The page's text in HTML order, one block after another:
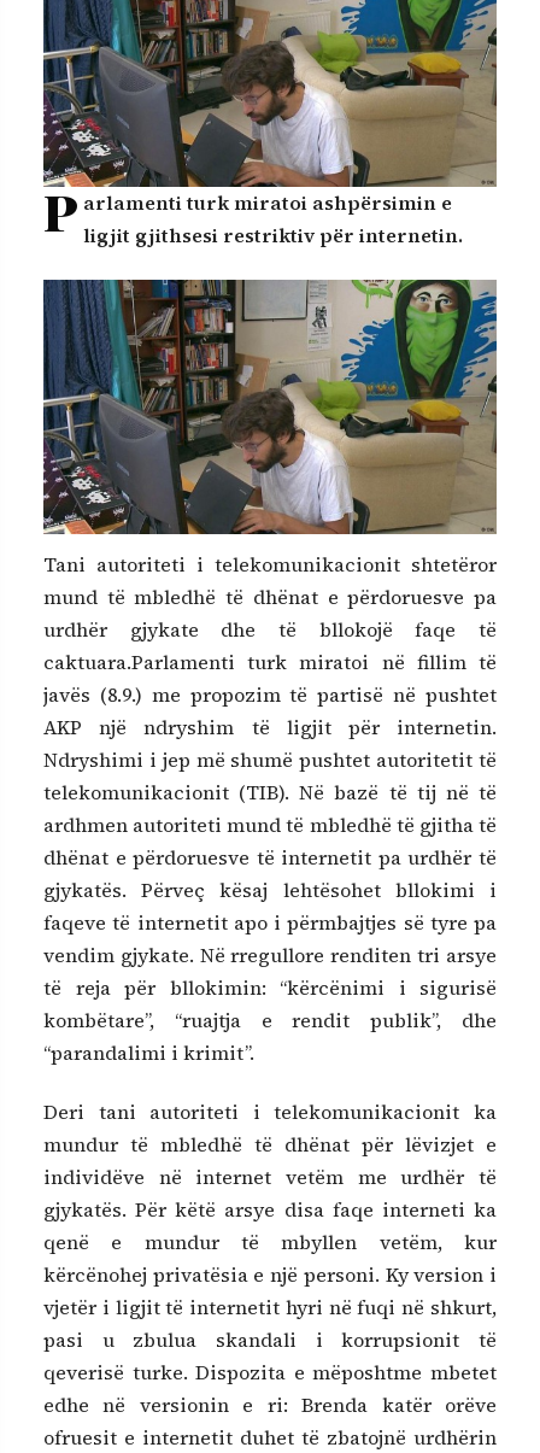
P arlamenti turk miratoi ashpërsimin e
ligjit gjithsesi restriktiv për internetin.
Tani autoriteti i telekomunikacionit shtetëror
mund të mbledhë të dhënat e përdoruesve pa
urdhër gjykate dhe të bllokojë faqe të
caktuara.Parlamenti turk miratoi në fillim të
javës (8.9.) me propozim të partisë në pushtet
AKP një ndryshim të ligjit për internetin.
Ndryshimi i jep më shumë pushtet autoritetit të
telekomunikacionit (TIB). Në bazë të tij në të
ardhmen autoriteti mund të mbledhë të gjitha të
dhënat e përdoruesve të internetit pa urdhër të
gjykatës. Përveç kësaj lehtësohet bllokimi i
faqeve të internetit apo i përmbajtjes së tyre pa
vendim gjykate. Në rregullore renditen tri arsye
të reja për bllokimin: “kërcënimi i sigurisë
kombëtare”, “ruajtja e rendit publik”, dhe
“parandalimi i krimit”.
Deri tani autoriteti i telekomunikacionit ka
mundur të mbledhë të dhënat për lëvizjet e
individëve në internet vetëm me urdhër të
gjykatës. Për këtë arsye disa faqe interneti ka
qenë e mundur të mbyllen vetëm, kur
kërcënohej privatësia e një personi. Ky version i
vjetër i ligjit të internetit hyri në fuqi në shkurt,
pasi u zbulua skandali i korrupsionit të
qeverisë turke. Dispozita e mëposhtme mbetet
edhe në versionin e ri: Brenda katër orëve
ofruesit e internetit duhet të zbatojnë urdhërin